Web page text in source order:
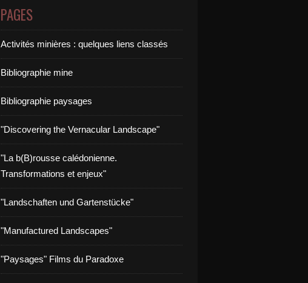
PAGES
Activités minières : quelques liens classés
Bibliographie mine
Bibliographie paysages
"Discovering the Vernacular Landscape"
"La b(B)rousse calédonienne.
Transformations et enjeux"
"Landschaften und Gartenstücke"
"Manufactured Landscapes"
"Paysages" Films du Paradoxe